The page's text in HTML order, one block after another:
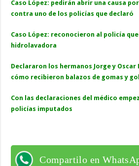
Caso López: pedirán abrir una causa
contra uno de los policías que declaró
Caso López: reconocieron al policía
hidrolavadora
Declararon los hermanos Jorge y Oscar
cómo recibieron balazos de gomas y
Con las declaraciones del médico
policías imputados
Compartilo en